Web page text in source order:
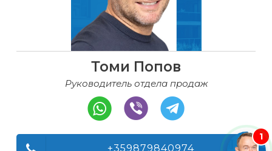
Томи Попов
Руководитель отдела продаж
+359879840974
1